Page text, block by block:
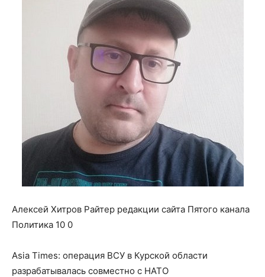
нем
Алексей Хитров Райтер редакции сайта Пятого канала
Политика 10 0
Аsia Тimes: операция ВСУ в Курской области
разрабатывалась совместно с НАТО